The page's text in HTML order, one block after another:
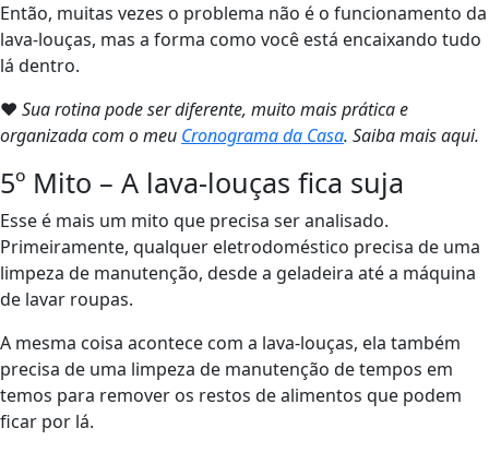
Então, muitas vezes o problema não é o funcionamento da
lava-louças, mas a forma como você está encaixando tudo
lá dentro.
❤ Sua rotina pode ser diferente, muito mais prática e
organizada com o meu Cronograma da Casa. Saiba mais aqui.
5º Mito – A lava-louças fica suja
Esse é mais um mito que precisa ser analisado.
Primeiramente, qualquer eletrodoméstico precisa de uma
limpeza de manutenção, desde a geladeira até a máquina
de lavar roupas.
A mesma coisa acontece com a lava-louças, ela também
precisa de uma limpeza de manutenção de tempos em
temos para remover os restos de alimentos que podem
ficar por lá.